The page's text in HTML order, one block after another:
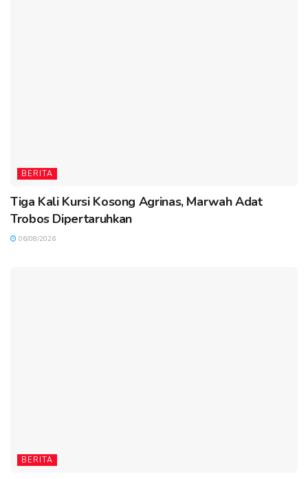
BERITA
Tiga Kali Kursi Kosong Agrinas, Marwah Adat
Trobos Dipertaruhkan
06/08/2026
BERITA